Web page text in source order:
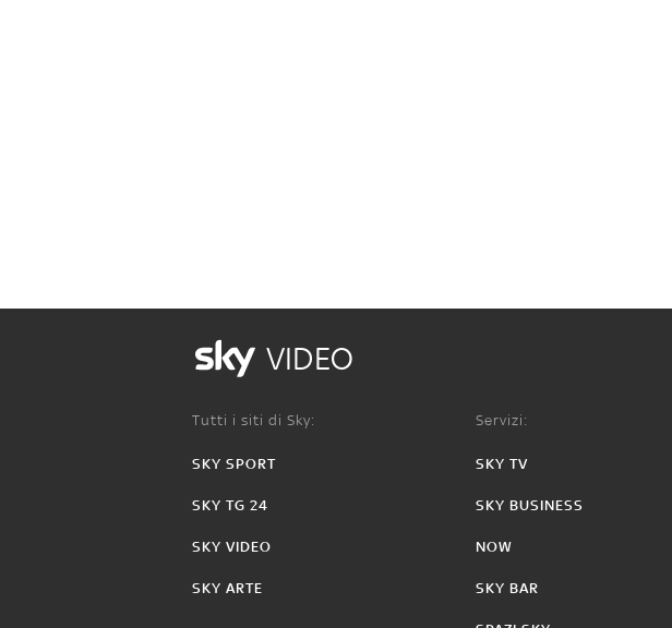
VIDEO
Tutti i siti di Sky:
SKY SPORT
SKY TG 24
SKY VIDEO
SKY ARTE
Servizi:
SKY TV
SKY BUSINESS
NOW
SKY BAR